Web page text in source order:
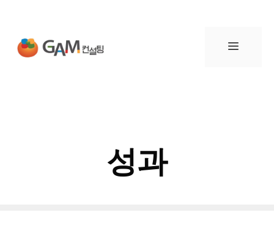
메
성과